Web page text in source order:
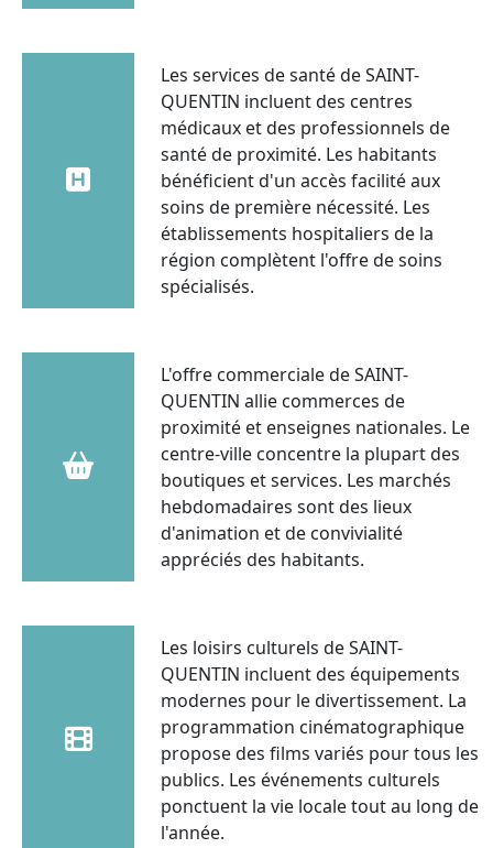
Les services de santé de SAINT-
QUENTIN incluent des centres
médicaux et des professionnels de
santé de proximité. Les habitants
bénéficient d'un accès facilité aux
soins de première nécessité. Les
établissements hospitaliers de la
région complètent l'offre de soins
spécialisés.
L'offre commerciale de SAINT-
QUENTIN allie commerces de
proximité et enseignes nationales. Le
centre-ville concentre la plupart des
boutiques et services. Les marchés
hebdomadaires sont des lieux
d'animation et de convivialité
appréciés des habitants.
Les loisirs culturels de SAINT-
QUENTIN incluent des équipements
modernes pour le divertissement. La
programmation cinématographique
propose des films variés pour tous les
publics. Les événements culturels
ponctuent la vie locale tout au long de
l'année.